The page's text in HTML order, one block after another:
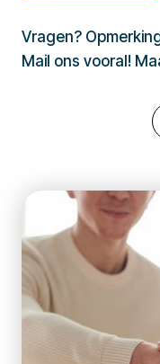
Vragen?
Mail ons vooral!